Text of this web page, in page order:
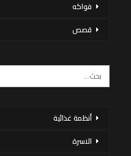
فواكه
قصص
أنظمة غذائية
الاسرة